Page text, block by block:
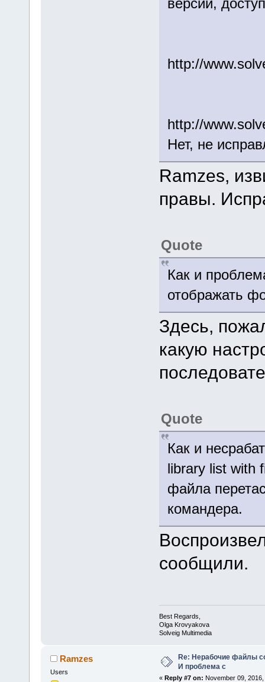
версии,
http://
http://
Нет, не
Ramzes,
правы.
Quote
Как и
отображать
Здесь,
какую
Quote
Как и
library list with
файла
командера.
сообщили.
Best Regards,
Olga Krovyakova
Solveig Multimedia
Ramzes
Users
Re: Нерабочие файлы
И проблема с
« Reply #7 on: November 09,